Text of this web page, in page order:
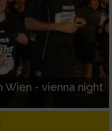
Wien - vienna night